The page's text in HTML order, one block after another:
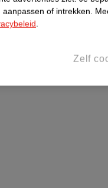
of intrekken.
.
Zelf